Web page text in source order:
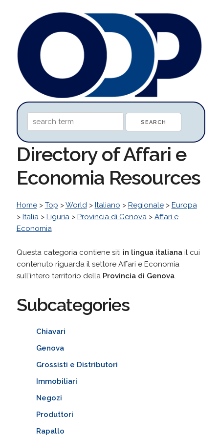
Directory of Affari e
Economia Resources
Home> Top >World> Italiano > Regionale> Europa
> Italia> Liguria> Provincia di Genova> Affari e
Economia
Questa categoria contiene siti in lingua italianail cui
contenuto riguarda il settore Affari e Economia
sull'intero territorio della Provincia di Genova.
Subcategories
Chiavari
Genova
Grossisti e Distributori
Immobiliari
Negozi
Produttori
Rapallo